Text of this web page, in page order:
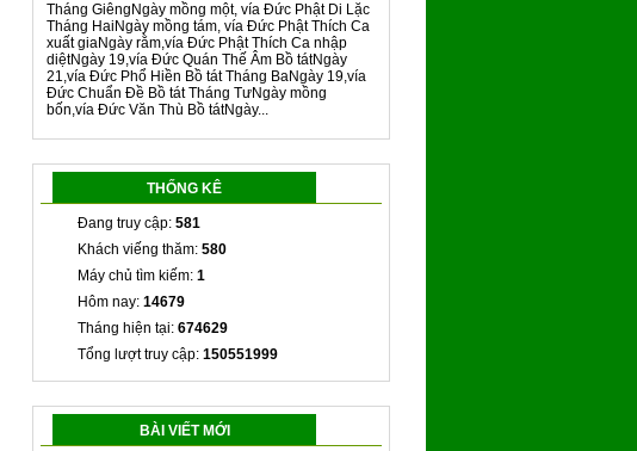
Tháng GiêngNgày mồng một, vía Đức Phật Di Lặc
Tháng HaiNgày mồng tám, vía Đức Phật Thích Ca
xuất giaNgày rằm,vía Đức Phật Thích Ca nhập
diệtNgày 19,vía Đức Quán Thế Âm Bồ tátNgày
21,vía Đức Phổ Hiền Bồ tát Tháng BaNgày 19,vía
Đức Chuẩn Đề Bồ tát Tháng TưNgày mồng
bốn,vía Đức Văn Thù Bồ tátNgày...
THỐNG KÊ
Đang truy cập: 581
Khách viếng thăm: 580
Máy chủ tìm kiếm: 1
Hôm nay: 14679
Tháng hiện tại: 674629
Tổng lượt truy cập: 150551999
BÀI VIẾT MỚI